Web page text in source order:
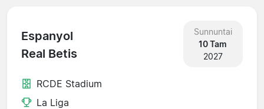
Espanyol
Real Betis
Sunnuntai
10 Tam
2027
RCDE Stadium
La Liga